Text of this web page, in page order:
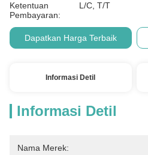
Ketentuan
Pembayaran:
L/C, T/T
Dapatkan Harga Terbaik
Informasi Detil
Informasi Detil
Nama Merek: